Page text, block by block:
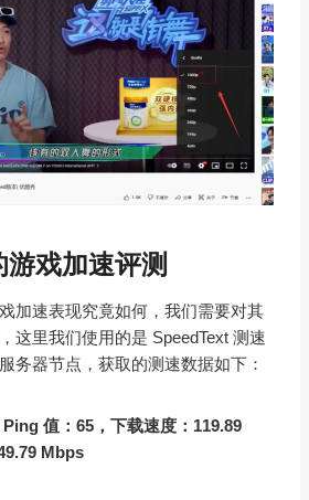
戏加速评测
加速表现究竟如何，我们需要对其
这里我们使用的是 SpeedText 测速
务器节点，获取的测速数据如下：
值：65，下载速度：119.89
Mbps